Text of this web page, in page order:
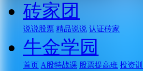
砖家团
说说股票 精品说说 认证砖家
牛金学园
首页 A股特战课 股票提高班 投资